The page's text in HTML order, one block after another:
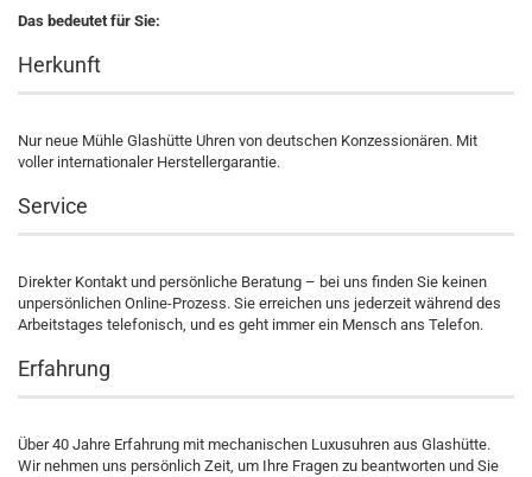
Das bedeutet für Sie:
Herkunft
Nur neue Mühle Glashütte Uhren von deutschen Konzessionären. Mit
voller internationaler Herstellergarantie.
Service
Direkter Kontakt und persönliche Beratung – bei uns finden Sie keinen
unpersönlichen Online-Prozess. Sie erreichen uns jederzeit während des
Arbeitstages telefonisch, und es geht immer ein Mensch ans Telefon.
Erfahrung
Über 40 Jahre Erfahrung mit mechanischen Luxusuhren aus Glashütte.
Wir nehmen uns persönlich Zeit, um Ihre Fragen zu beantworten und Sie